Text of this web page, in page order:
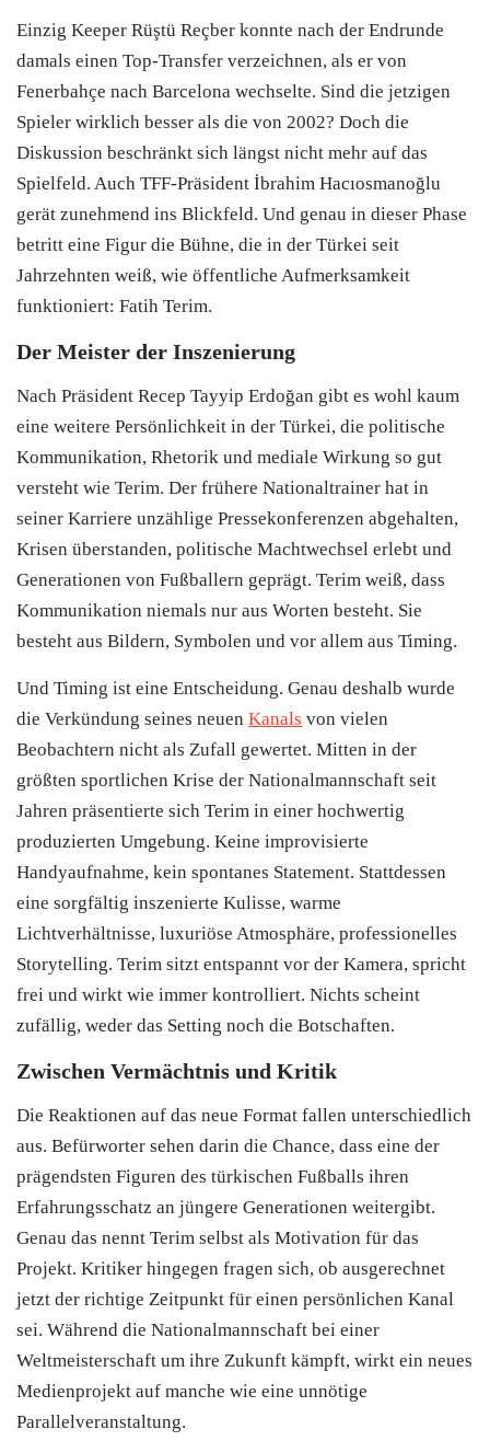
Einzig Keeper Rüştü Reçber konnte nach der Endrunde
damals einen Top-Transfer verzeichnen, als er von
Fenerbahçe nach Barcelona wechselte. Sind die jetzigen
Spieler wirklich besser als die von 2002? Doch die
Diskussion beschränkt sich längst nicht mehr auf das
Spielfeld. Auch TFF-Präsident İbrahim Hacıosmanoğlu
gerät zunehmend ins Blickfeld. Und genau in dieser Phase
betritt eine Figur die Bühne, die in der Türkei seit
Jahrzehnten weiß, wie öffentliche Aufmerksamkeit
funktioniert: Fatih Terim.
Der Meister der Inszenierung
Nach Präsident Recep Tayyip Erdoğan gibt es wohl kaum
eine weitere Persönlichkeit in der Türkei, die politische
Kommunikation, Rhetorik und mediale Wirkung so gut
versteht wie Terim. Der frühere Nationaltrainer hat in
seiner Karriere unzählige Pressekonferenzen abgehalten,
Krisen überstanden, politische Machtwechsel erlebt und
Generationen von Fußballern geprägt. Terim weiß, dass
Kommunikation niemals nur aus Worten besteht. Sie
besteht aus Bildern, Symbolen und vor allem aus Timing.
Und Timing ist eine Entscheidung. Genau deshalb wurde
die Verkündung seines neuen Kanals von vielen
Beobachtern nicht als Zufall gewertet. Mitten in der
größten sportlichen Krise der Nationalmannschaft seit
Jahren präsentierte sich Terim in einer hochwertig
produzierten Umgebung. Keine improvisierte
Handyaufnahme, kein spontanes Statement. Stattdessen
eine sorgfältig inszenierte Kulisse, warme
Lichtverhältnisse, luxuriöse Atmosphäre, professionelles
Storytelling. Terim sitzt entspannt vor der Kamera, spricht
frei und wirkt wie immer kontrolliert. Nichts scheint
zufällig, weder das Setting noch die Botschaften.
Zwischen Vermächtnis und Kritik
Die Reaktionen auf das neue Format fallen unterschiedlich
aus. Befürworter sehen darin die Chance, dass eine der
prägendsten Figuren des türkischen Fußballs ihren
Erfahrungsschatz an jüngere Generationen weitergibt.
Genau das nennt Terim selbst als Motivation für das
Projekt. Kritiker hingegen fragen sich, ob ausgerechnet
jetzt der richtige Zeitpunkt für einen persönlichen Kanal
sei. Während die Nationalmannschaft bei einer
Weltmeisterschaft um ihre Zukunft kämpft, wirkt ein neues
Medienprojekt auf manche wie eine unnötige
Parallelveranstaltung.